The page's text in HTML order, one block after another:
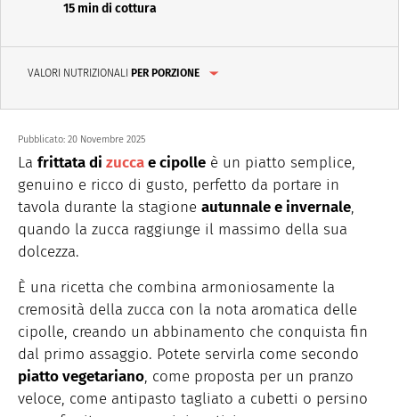
15 min di cottura
VALORI NUTRIZIONALI PER PORZIONE
Pubblicato: 20 Novembre 2025
La frittata di zuccae cipolle è un piatto semplice,
genuino e ricco di gusto, perfetto da portare in
tavola durante la stagione autunnale e invernale,
quando la zucca raggiunge il massimo della sua
dolcezza.
È una ricetta che combina armoniosamente la
cremosità della zucca con la nota aromatica delle
cipolle, creando un abbinamento che conquista fin
dal primo assaggio. Potete servirla come secondo
piatto vegetariano, come proposta per un pranzo
veloce, come antipasto tagliato a cubetti o persino